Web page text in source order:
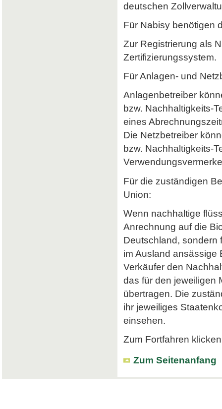
deutschen
Für Nabisy benötigen
Zur Registrierung als
Zertifizierungssystem.
Für Anlagen- und
Anlagenbetreiber
bzw. Nachhaltigkeits-
eines
Die Netzbetreiber
bzw. Nachhaltigkeits-
Für die zuständigen
Union:
Wenn nachhaltige
Anrechnung auf die
Deutschland, sondern
im Ausland ansässige
Verkäufer den
das für den jeweiligen
übertragen. Die
ihr jeweiliges
einsehen.
Zum Fortfahren
Zum Seitenanfang